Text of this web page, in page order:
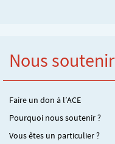
Nous soutenir
Faire un don à l’ACE
Pourquoi nous soutenir ?
Vous êtes un particulier ?